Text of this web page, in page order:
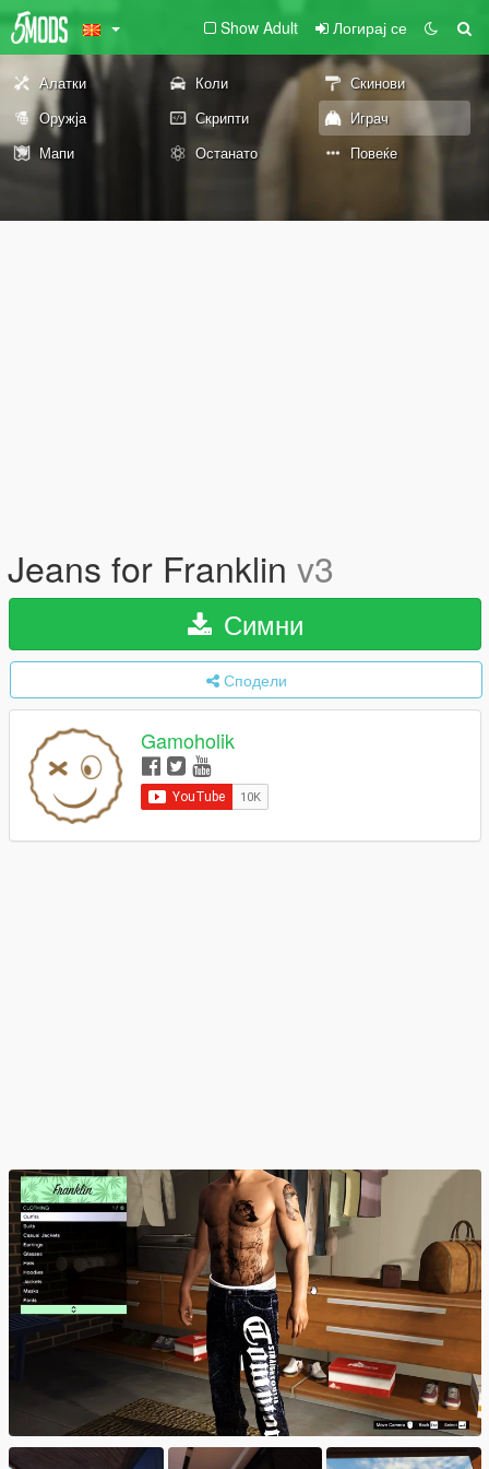
Show Adult Логирај се
Алатки Коли
Скинови
Оружја
Скрипти
Играч
Мапи
Останато Повеќе
Jeans for Franklin v3
Симни
Сподели
Gamoholik